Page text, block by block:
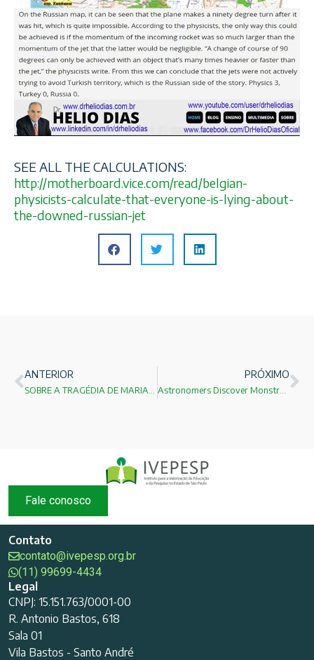
SEE ALL THE CALCULATIONS:
http://motherboard.vice.com/read/belgian-
physicists-calculate-that-everyone-is-lying-about-
the-downed-russian-jet
ANTERIOR PRÓXIMO
Astronomers Discover Monstrous Black Hole in Early Universe!
Fale conosco
Contato
contato@ivepesp.org.br
(11) 99699-4434
Legal
CNPJ: 15.151.763/0001-00
R. Antonio Bastos, 618
Sala 01
Vila Bastos - Santo André